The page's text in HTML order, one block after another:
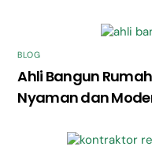
BLOG
Ahli Bangun
Nyaman dan